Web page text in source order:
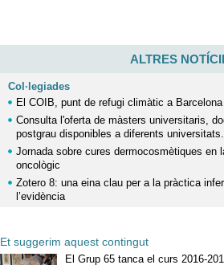
ALTRES
Col·legiades
El COIB, punt de refugi climàtic a Barcelona
Consulta l'oferta de màsters universitaris,
postgrau disponibles a diferents universitats.
Jornada sobre cures dermocosmètiques en
oncològic
Zotero 8: una eina clau per a la pràctica
l’evidència
Et suggerim aquest contingut
El Grup 65 tanca el curs 2016-